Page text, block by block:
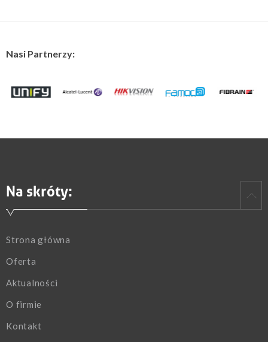
Nasi Partnerzy:
Na skróty:
Strona główna
Oferta
Aktualności
O firmie
Kontakt